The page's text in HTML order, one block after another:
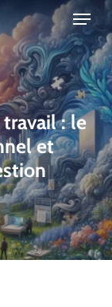
Menu
: le
et
Close
Menu